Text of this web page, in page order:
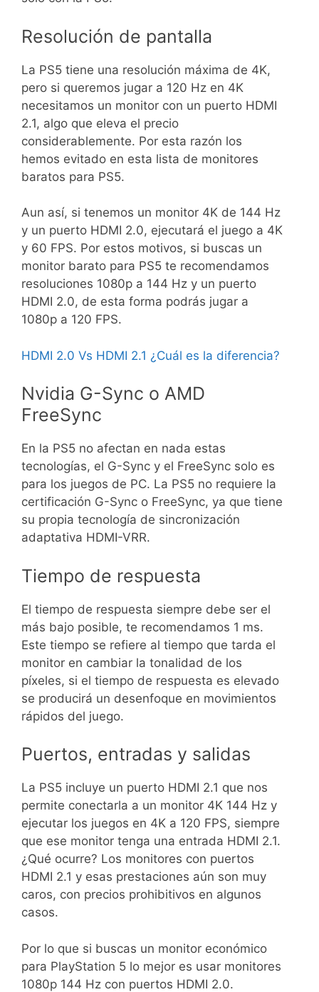
Resolución de pantalla
La PS5 tiene una resolución máxima de 4K,
pero si queremos jugar a 120 Hz en 4K
necesitamos un monitor con un puerto HDMI
2.1, algo que eleva el precio
considerablemente. Por esta razón los
hemos evitado en esta lista de monitores
baratos para PS5.
Aun así, si tenemos un monitor 4K de 144 Hz
y un puerto HDMI 2.0, ejecutará el juego a 4K
y 60 FPS. Por estos motivos, si buscas un
monitor barato para PS5 te recomendamos
resoluciones 1080p a 144 Hz y un puerto
HDMI 2.0, de esta forma podrás jugar a
1080p a 120 FPS.
HDMI 2.0 Vs HDMI 2.1 ¿Cuál es la diferencia?
Nvidia G-Sync o AMD
FreeSync
En la PS5 no afectan en nada estas
tecnologías, el G-Sync y el FreeSync solo es
para los juegos de PC. La PS5 no requiere la
certificación G-Sync o FreeSync, ya que tiene
su propia tecnología de sincronización
adaptativa HDMI-VRR.
Tiempo de respuesta
El tiempo de respuesta siempre debe ser el
más bajo posible, te recomendamos 1 ms.
Este tiempo se refiere al tiempo que tarda el
monitor en cambiar la tonalidad de los
píxeles, si el tiempo de respuesta es elevado
se producirá un desenfoque en movimientos
rápidos del juego.
Puertos, entradas y salidas
La PS5 incluye un puerto HDMI 2.1 que nos
permite conectarla a un monitor 4K 144 Hz y
ejecutar los juegos en 4K a 120 FPS, siempre
que ese monitor tenga una entrada HDMI 2.1.
¿Qué ocurre? Los monitores con puertos
HDMI 2.1 y esas prestaciones aún son muy
caros, con precios prohibitivos en algunos
casos.
Por lo que si buscas un monitor económico
para PlayStation 5 lo mejor es usar monitores
1080p 144 Hz con puertos HDMI 2.0.